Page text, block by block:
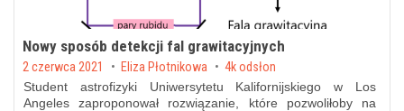
Nowy sposób detekcji fal grawitacyjnych
Posted on
2 czerwca 2021 by Eliza Płotnikowa 4k odsłon
Student astrofizyki Uniwersytetu Kalifornijskiego w Los
Angeles zaproponował rozwiązanie, które pozwoliłoby na